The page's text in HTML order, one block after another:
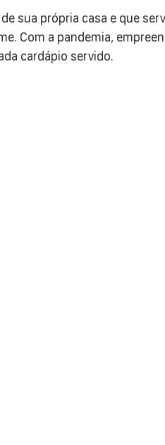
sua própria casa e que
Com a pandemia,
cardápio servido.